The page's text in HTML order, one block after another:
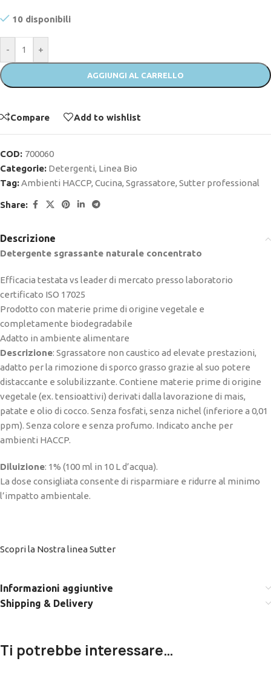
10 disponibili
- +
AGGIUNGI AL CARRELLO
Compare Add to wishlist
COD: 700060
Categorie: Detergenti, Linea Bio
Tag:Ambienti HACCP, Cucina, Sgrassatore, Sutter professional
Share:
Descrizione
Detergente sgrassante naturale concentrato
Efficacia testata vs leader di mercato presso laboratorio
certificato ISO 17025
Prodotto con materie prime di origine vegetale e
completamente biodegradabile
Adatto in ambiente alimentare
Descrizione: Sgrassatore non caustico ad elevate prestazioni,
adatto per la rimozione di sporco grasso grazie al suo potere
distaccante e solubilizzante. Contiene materie prime di origine
vegetale (ex. tensioattivi) derivati dalla lavorazione di mais,
patate e olio di cocco. Senza fosfati, senza nichel (inferiore a 0,01
ppm). Senza colore e senza profumo. Indicato anche per
ambienti HACCP.
Diluizione: 1% (100 ml in 10 L d’acqua).
La dose consigliata consente di risparmiare e ridurre al minimo
l’impatto ambientale.
Scopri la Nostra linea Sutter
Informazioni aggiuntive
Shipping & Delivery
Ti potrebbe interessare…